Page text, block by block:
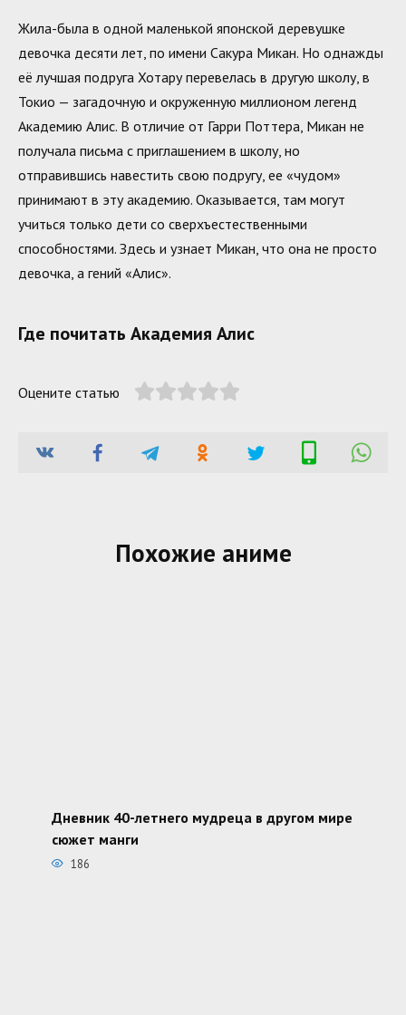
Жила-была в одной маленькой японской деревушке
девочка десяти лет, по имени Сакура Микан. Но однажды
её лучшая подруга Хотару перевелась в другую школу, в
Токио — загадочную и окруженную миллионом легенд
Академию Алис. В отличие от Гарри Поттера, Микан не
получала письма с приглашением в школу, но
отправившись навестить свою подругу, ее «чудом»
принимают в эту академию. Оказывается, там могут
учиться только дети со сверхъестественными
способностями. Здесь и узнает Микан, что она не просто
девочка, а гений «Алис».
Где почитать Академия Алис
Оцените статью
Похожие аниме
Дневник 40-летнего мудреца в другом мире
сюжет манги
186